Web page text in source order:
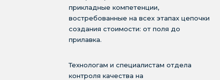
прикладные компетенции,
востребованные на всех этапах цепочки
создания стоимости: от поля до
прилавка.
Технологам и специалистам отдела
контроля качества на